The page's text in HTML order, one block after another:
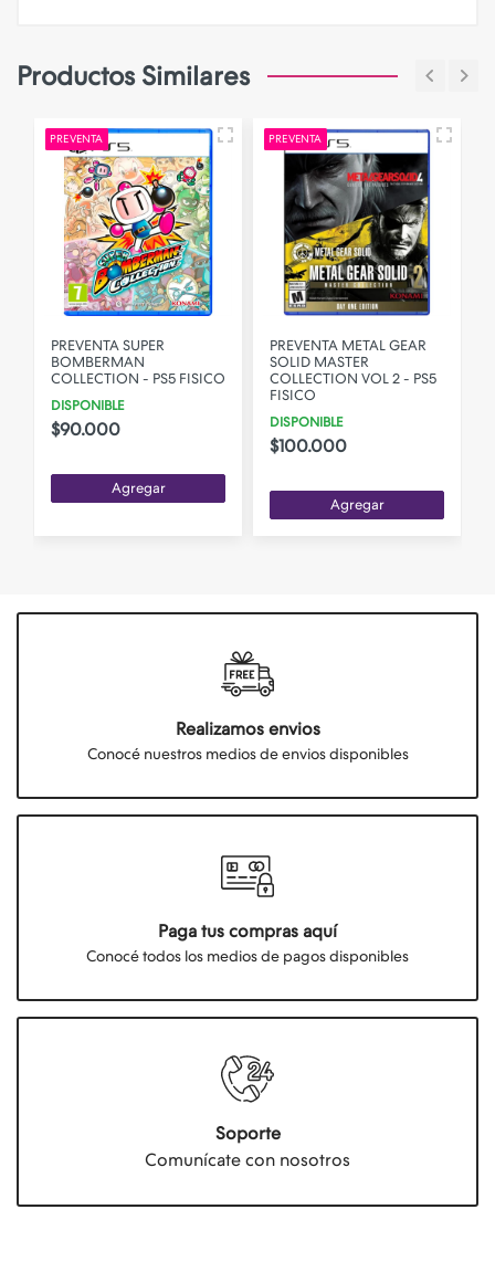
Productos Similares
PREVENTA
PREVENTA SUPER
BOMBERMAN
COLLECTION - PS5 FISICO
DISPONIBLE
$90.000
Agregar
PREVENTA
PREVENTA METAL GEAR
SOLID MASTER
COLLECTION VOL 2 - PS5
FISICO
DISPONIBLE
$100.000
Agregar
Realizamos envios
Conocé nuestros medios de envios disponibles
Paga tus compras aquí
Conocé todos los medios de pagos disponibles
Soporte
Comunícate con nosotros